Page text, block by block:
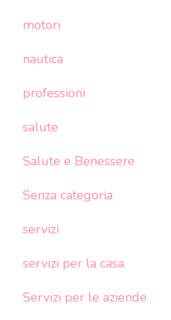
motori
nautica
professioni
salute
Salute e Benessere
Senza categoria
servizi
servizi per la casa
Servizi per le aziende